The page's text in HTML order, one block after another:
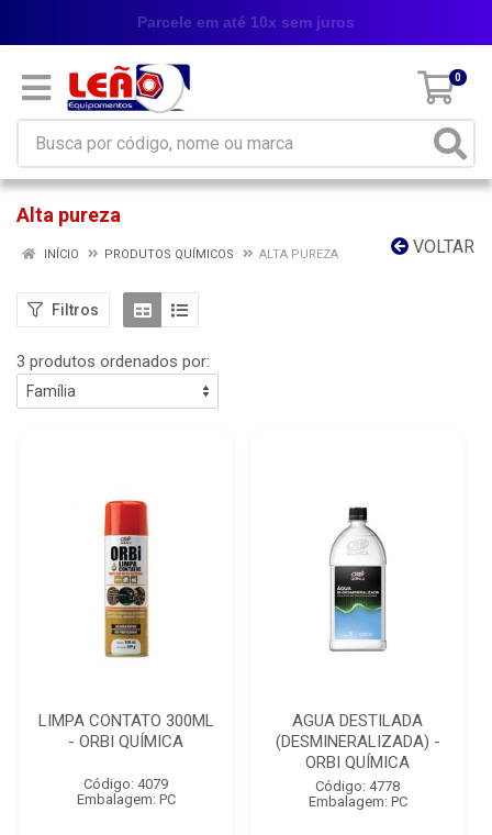
0
Parcele em até 10x sem juros
Alta pureza
VOLTAR
INÍCIO PRODUTOS QUÍMICOS ALTA PUREZA
Filtros
3 produtos ordenados por:
LIMPA CONTATO 300ML
- ORBI QUÍMICA
Código: 4079
Embalagem: PC
AGUA DESTILADA
(DESMINERALIZADA) -
ORBI QUÍMICA
Código: 4778
Embalagem: PC